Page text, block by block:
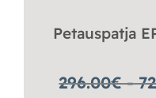
Petauspatja
296.00€ -